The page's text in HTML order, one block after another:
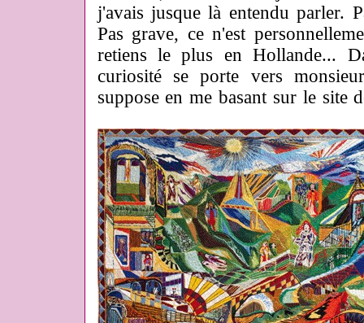
j'avais jusque là entendu parler.
Pas grave, ce n'est
retiens le plus en Hollande...
curiosité se porte vers
suppose en me basant sur le site